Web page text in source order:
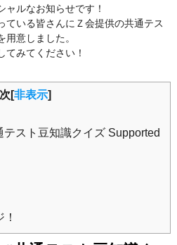
ャルなお知らせです！
ている皆さんにＺ会提供の共通テス
用意しました。
てみてください！
[非表示]
テスト豆知識クイズ Supported